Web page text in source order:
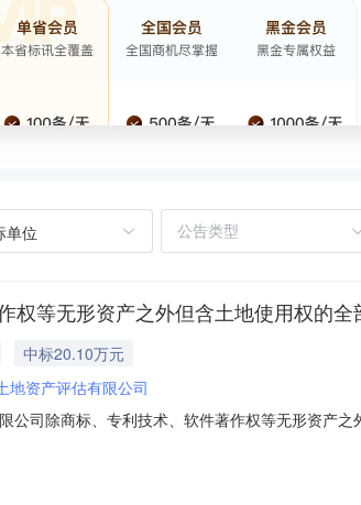
单位
等无形资产之外但含土地使用权的
中标20.10万元
地资产评估有限公司
公司除商标、专利技术、软件著作权等无形资产
果公布之日起1个工作日（7月17日）内以书面形